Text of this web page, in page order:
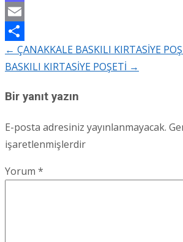
Mastodon
Email
Share
Post
← ÇANAKKALE BASKILI KIRTASİYE
BASKILI KIRTASİYE POŞETİ →
Bir yanıt yazın
E-posta adresiniz yayınlanmayacak.
işaretlenmişlerdir
Yorum *